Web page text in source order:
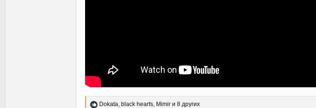
Р
Dokata black hearts Mimir и 8 других